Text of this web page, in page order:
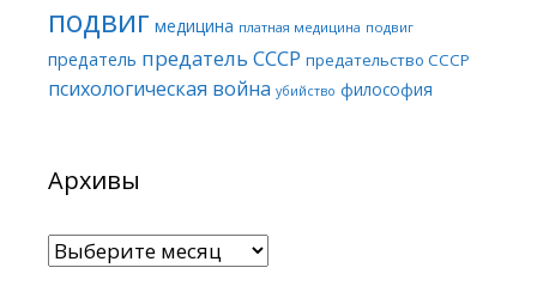
подвиг медицина платная медицина подвиг
предатель предатель СССР предательство СССР
психологическая война убийство философия
Архивы
Архивы